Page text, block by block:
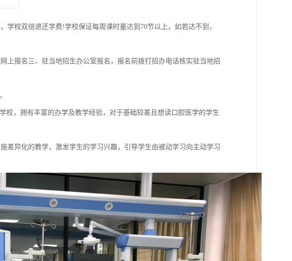
学校双倍退还学费!学校保证每周课时量达到70节以上，如若达不到，
上报名三、驻当地招生办公室报名，报名前拨打招办电话核实驻当地招
校，拥有丰富的办学及教学经验，对于基础较差且想读口腔医学的学生
差异化的教学，激发学生的学习兴趣，引导学生由被动学习向主动学习